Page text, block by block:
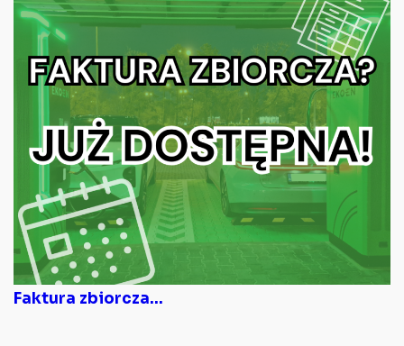
Faktura zbiorcza...